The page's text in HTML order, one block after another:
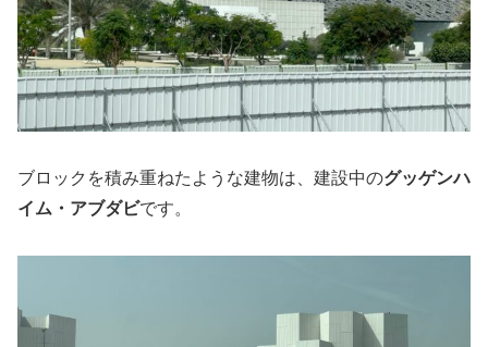
ブロックを積み重ねたような建物は、建設中のグッゲンハ
イム・アブダビです。